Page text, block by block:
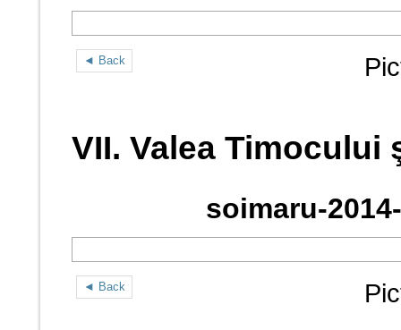
◄ Back
VII. Valea Timocului
soimaru-
◄ Back